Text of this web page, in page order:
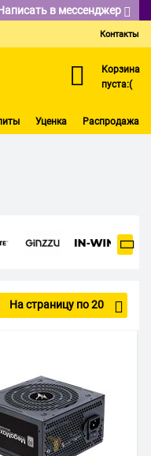
в мессенджер
Контакты
Корзина
пуста:(
Уценка Распродажа
На страницу по 20